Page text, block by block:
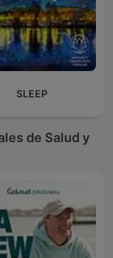
SLEEP
de Salud y